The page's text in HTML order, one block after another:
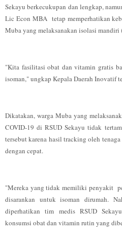
Sekayu berkecukupan dan lengkap,
Lic Econ MBA tetap memperhatikan
Muba yang melaksanakan isolasi mandiri
"Kita fasilitasi obat dan vitamin gratis
isoman," ungkap Kepala Daerah Inovatif
Dikatakan, warga Muba yang
COVID-19 di RSUD Sekayu tidak
tersebut karena hasil tracking oleh
dengan cepat.
"Mereka yang tidak memiliki penyakit
disarankan untuk isoman dirumah.
diperhatikan tim medis RSUD
konsumsi obat dan vitamin rutin yang